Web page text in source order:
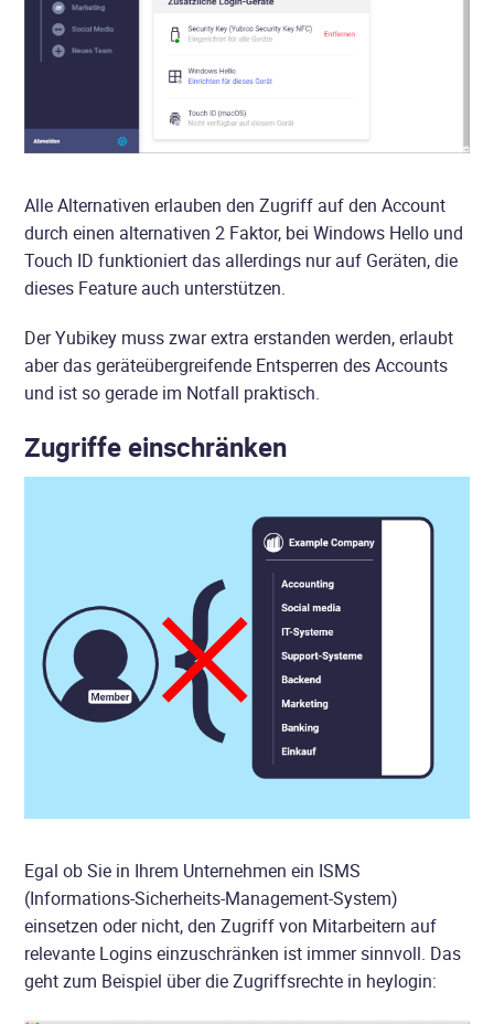
Alle Alternativen erlauben den Zugriff auf den Account
durch einen alternativen 2 Faktor, bei Windows Hello und
Touch ID funktioniert das allerdings nur auf Geräten, die
dieses Feature auch unterstützen.
Der Yubikey muss zwar extra erstanden werden, erlaubt
aber das geräteübergreifende Entsperren des Accounts
und ist so gerade im Notfall praktisch.
Zugriffe einschränken
Egal ob Sie in Ihrem Unternehmen ein ISMS
(Informations-Sicherheits-Management-System)
einsetzen oder nicht, den Zugriff von Mitarbeitern auf
relevante Logins einzuschränken ist immer sinnvoll. Das
geht zum Beispiel über die Zugriffsrechte in heylogin: